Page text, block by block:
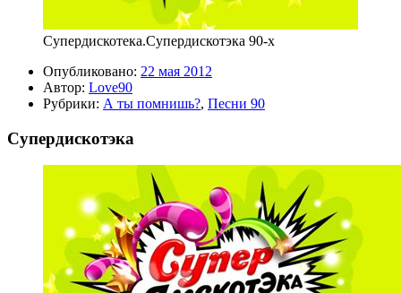
Супердискотека.Супердискотэка 90-х
Опубликовано: 22 мая 2012
Автор: Love90
Рубрики: А ты помнишь?, Песни 90
Супердискотэка